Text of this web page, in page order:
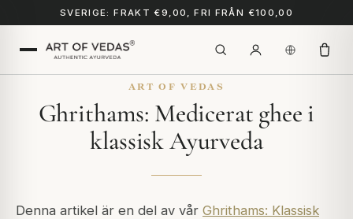
SVERIGE: FRAKT €9,00, FRI FRÅN €100,00
ART OF VEDAS
Ghrithams: Medicerat ghee i
klassisk Ayurveda
Denna artikel är en del av vår Ghrithams: Klassisk